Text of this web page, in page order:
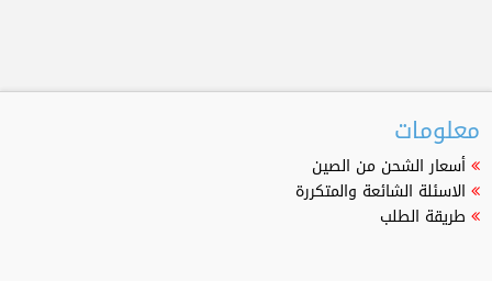
معلومات
أسعار الشحن من الصين
الاسئلة الشائعة والمتكررة
طريقة الطلب